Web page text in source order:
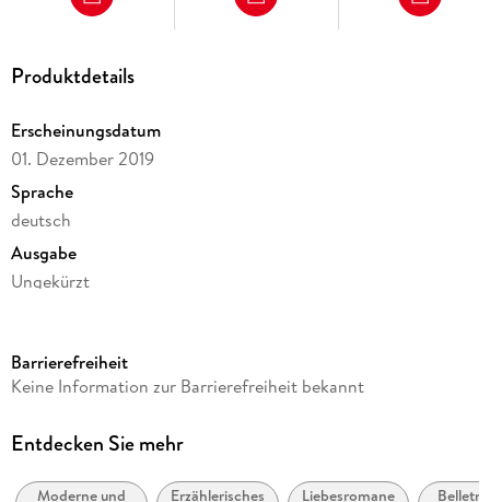
Produktdetails
Erscheinungsdatum
01. Dezember 2019
Sprache
deutsch
Ausgabe
Ungekürzt
Laufzeit
Reihe
Barrierefreiheit
Keine Information zur Barrierefreiheit bekannt
Entdecken Sie mehr
Moderne und
Erzählerisches
Liebesromane